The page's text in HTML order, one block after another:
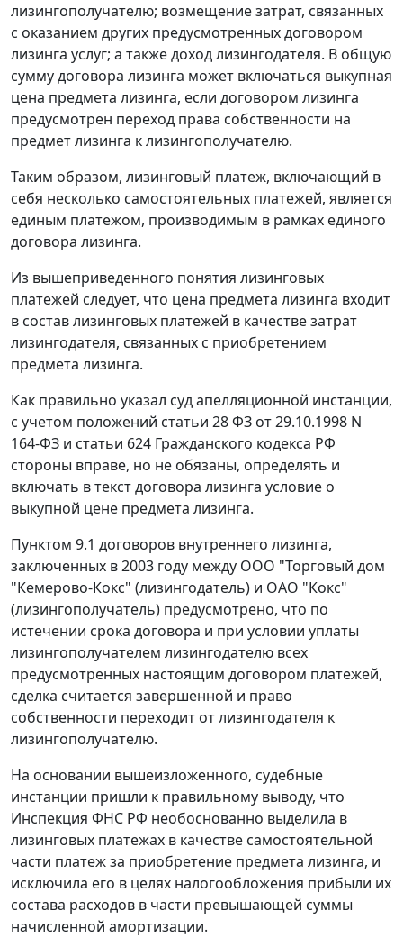
лизингополучателю; возмещение затрат, связанных
с оказанием других предусмотренных договором
лизинга услуг; а также доход лизингодателя. В общую
сумму договора лизинга может включаться выкупная
цена предмета лизинга, если договором лизинга
предусмотрен переход права собственности на
предмет лизинга к лизингополучателю.
Таким образом, лизинговый платеж, включающий в
себя несколько самостоятельных платежей, является
единым платежом, производимым в рамках единого
договора лизинга.
Из вышеприведенного понятия лизинговых
платежей следует, что цена предмета лизинга входит
в состав лизинговых платежей в качестве затрат
лизингодателя, связанных с приобретением
предмета лизинга.
Как правильно указал суд апелляционной инстанции,
с учетом положений статьи 28ФЗ от 29.10.1998 N
164-ФЗ и статьи 624 Гражданского кодекса РФ
стороны вправе, но не обязаны, определять и
включать в текст договора лизинга условие о
выкупной цене предмета лизинга.
Пунктом 9.1 договоров внутреннего лизинга,
заключенных в 2003 году между ООО "Торговый дом
"Кемерово-Кокс" (лизингодатель) и ОАО "Кокс"
(лизингополучатель) предусмотрено, что по
истечении срока договора и при условии уплаты
лизингополучателем лизингодателю всех
предусмотренных настоящим договором платежей,
сделка считается завершенной и право
собственности переходит от лизингодателя к
лизингополучателю.
На основании вышеизложенного, судебные
инстанции пришли к правильному выводу, что
Инспекция ФНС РФ необоснованно выделила в
лизинговых платежах в качестве самостоятельной
части платеж за приобретение предмета лизинга, и
исключила его в целях налогообложения прибыли их
состава расходов в части превышающей суммы
начисленной амортизации.